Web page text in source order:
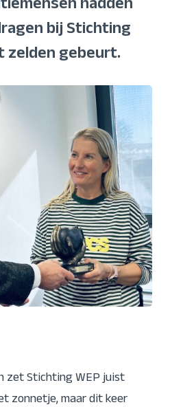
hadden
bij Stichting
zelden gebeurt.
zet Stichting WEP juist
zonnetje, maar dit keer